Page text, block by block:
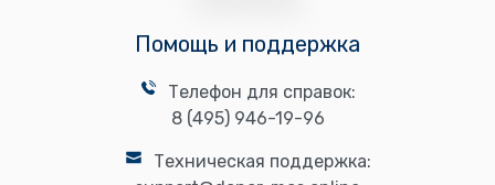
Помощь и поддержка
Телефон для справок:
8 (495) 946-19-96
Техническая поддержка: